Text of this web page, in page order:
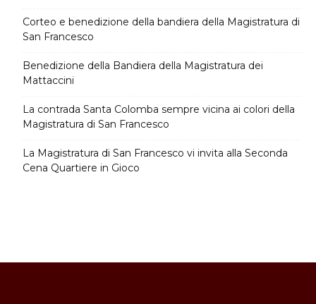
Corteo e benedizione della bandiera della Magistratura di
San Francesco
Benedizione della Bandiera della Magistratura dei
Mattaccini
La contrada Santa Colomba sempre vicina ai colori della
Magistratura di San Francesco
La Magistratura di San Francesco vi invita alla Seconda
Cena Quartiere in Gioco